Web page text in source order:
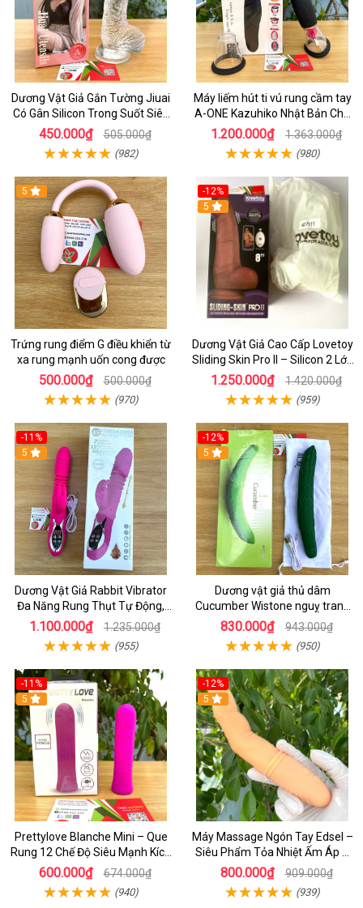
Dương Vật Giả Gắn Tường Jiuai
Có Gân Silicon Trong Suốt Siêu
Mềm
450.000₫ 505.000₫
(982)
Máy liếm hút ti vú rung cầm tay
A-ONE Kazuhiko Nhật Bản Cho
Nữ massage
1.200.000₫ 1.363.000₫
(980)
5
Trứng rung điểm G điều khiển từ
xa rung mạnh uốn cong được
500.000₫ 500.000₫
(970)
-12%
5
Dương Vật Giả Cao Cấp Lovetoy
Sliding Skin Pro II – Silicon 2 Lớp
Mềm Mịn, Rung Đa Tần Từ Xa
1.250.000₫ 1.420.000₫
(959)
-11%
5
Dương Vật Giả Rabbit Vibrator
Đa Năng Rung Thụt Tự Động,
Phát Nhiệt Ấm Nóng Kích Thích
1.100.000₫ 1.235.000₫
(955)
-12%
5
Dương vật giả thủ dâm
Cucumber Wistone nguỵ trang
hình quả dưa Leo
830.000₫ 943.000₫
(950)
-11%
5
Prettylove Blanche Mini – Que
Rung 12 Chế Độ Siêu Mạnh Kích
Thích Điểm G Đê Mê
600.000₫ 674.000₫
(940)
-12%
5
Máy Massage Ngón Tay Edsel –
Siêu Phẩm Tỏa Nhiệt Ấm Áp &
Rung Móc Thăng Hoa
800.000₫ 909.000₫
(939)